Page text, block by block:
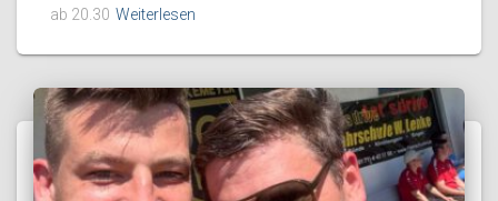
ab 20.30 Weiterlesen